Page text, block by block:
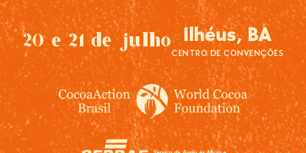
20 e 21 de julho Ilhéus, BA
CENTRO DE CONVENÇÕES